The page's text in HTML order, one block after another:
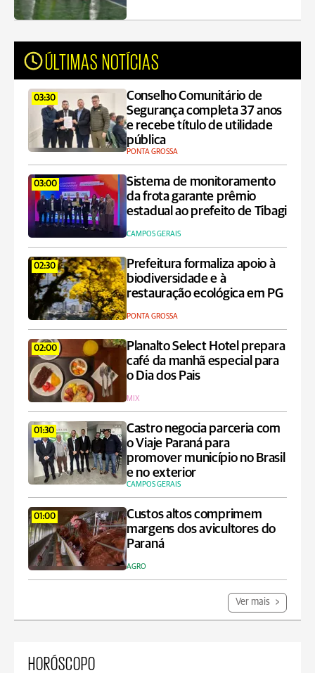
ÚLTIMAS NOTÍCIAS
03:30
Conselho Comunitário de
Segurança completa 37 anos
e recebe título de utilidade
pública
PONTA GROSSA
03:00
Sistema de monitoramento
da frota garante prêmio
estadual ao prefeito de Tibagi
CAMPOS GERAIS
02:30
Prefeitura formaliza apoio à
biodiversidade e à
restauração ecológica em PG
PONTA GROSSA
02:00
Planalto Select Hotel prepara
café da manhã especial para
o Dia dos Pais
MIX
01:30
Castro negocia parceria com
o Viaje Paraná para
promover município no Brasil
e no exterior
CAMPOS GERAIS
01:00
Custos altos comprimem
margens dos avicultores do
Paraná
AGRO
Ver mais
HORÓSCOPO